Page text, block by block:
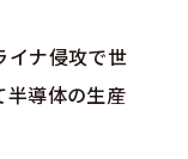
イナ侵攻で世
半導体の生産